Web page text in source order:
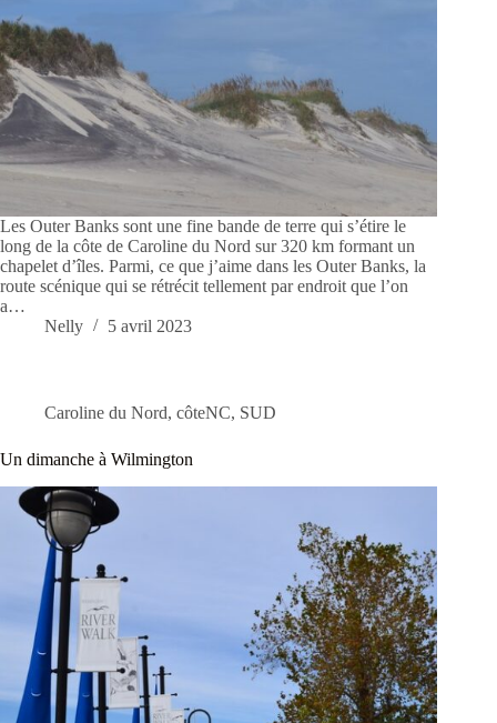
Les Outer Banks sont une fine bande de terre qui s’étire le
long de la côte de Caroline du Nord sur 320 km formant un
chapelet d’îles. Parmi, ce que j’aime dans les Outer Banks, la
route scénique qui se rétrécit tellement par endroit que l’on
a…
Nelly
5 avril 2023
Caroline du Nord, côteNC, SUD
Un dimanche à Wilmington